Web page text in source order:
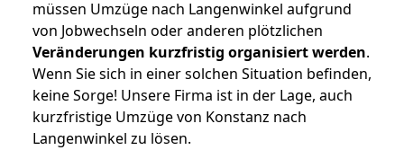
müssen Umzüge nach Langenwinkel aufgrund
von Jobwechseln oder anderen plötzlichen
Veränderungen kurzfristig organisiert werden.
Wenn Sie sich in einer solchen Situation befinden,
keine Sorge! Unsere Firma ist in der Lage, auch
kurzfristige Umzüge von Konstanz nach
Langenwinkel zu lösen.